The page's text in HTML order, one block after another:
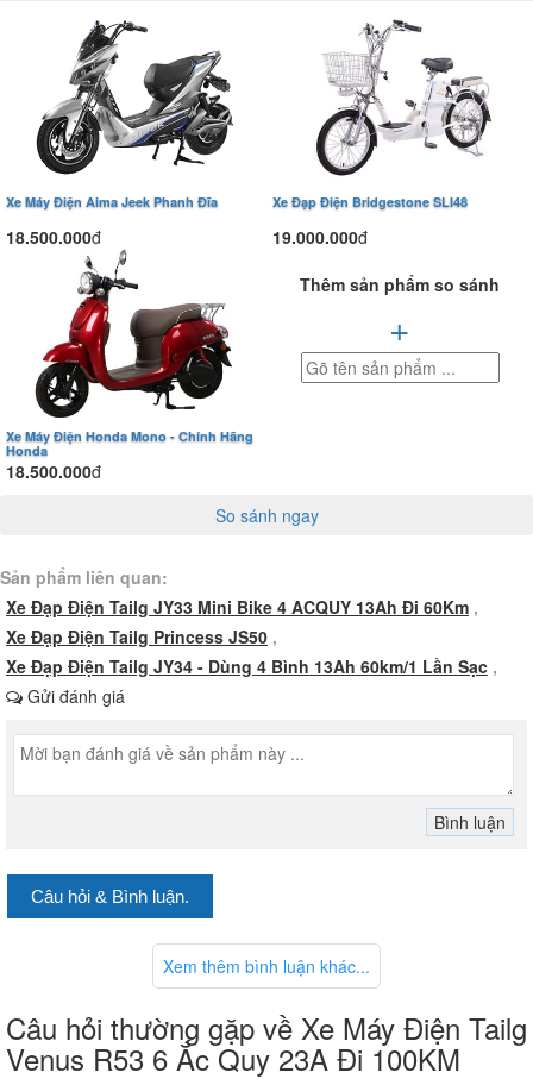
Thiết kế tổng quan và sự đa dạng màu sắc
Venus R53 sở hữu phong cách thời trang và hiện đại. Xe được chăm
chút trong từng đường nét, tạo nên vẻ ngoài thu hút. Sự tinh xảo
trong thiết kế mang lại tính thẩm mỹ và góp phần tối ưu hóa khí động
học. Tailg cung cấp nhiều tùy chọn màu sắc cơ bản, cho phép người
dùng tự do thể hiện phong cách cá nhân.
Tailg Venus R53 có chiều dài 1675mm, chiều rộng 665mm và chiều
cao 1080mm. Những con số này phản ánh kết cấu gọn gàng, giúp
xe dễ dàng luồn lách qua các tuyến đường đông đúc và thuận tiện
Chiều cao yên và khả năng tải trọng
Xe Máy Điện Aima Jeek Phanh Đĩa
18.500.000đ
Xe Đạp Điện Bridgestone SLI48
19.000.000đ
Xe Máy Điện Honda Mono - Chính Hãng
Honda
18.500.000đ
Thêm sản phẩm so sánh
+
So sánh ngay
Sản phẩm liên quan:
Xe Đạp Điện Tailg JY33 Mini Bike 4 ACQUY 13Ah Đi 60Km ,
Xe Đạp Điện Tailg Princess JS50 ,
Xe Đạp Điện Tailg JY34 - Dùng 4 Bình 13Ah 60km/1 Lần Sạc ,
Gửi đánh giá
Câu hỏi & Bình luận.
Xem thêm bình luận khác...
Câu hỏi thường gặp về Xe Máy Điện Tailg
Venus R53 6 Ắc Quy 23A Đi 100KM